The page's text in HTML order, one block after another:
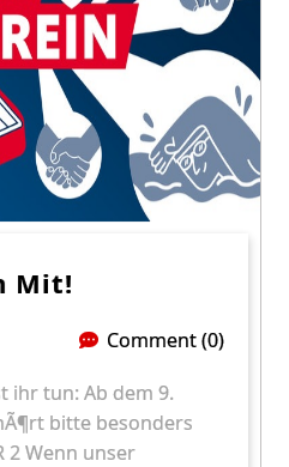
Mit!
Comment (0)
ihr tun: Ab dem 9.
bitte besonders
2 Wenn unser